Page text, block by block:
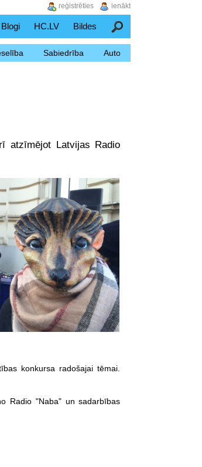
Blogi HC.LV Bildes Meklēšana
Sabiedrība Auto
atzīmējot Latvijas Radio
konkursa radošajai tēmai.
Radio "Naba" un sadarbības
ienākt
reģistrēties